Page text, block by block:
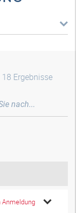
18 Ergebnisse
Anmeldung